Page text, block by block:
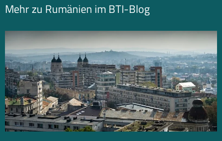
Mehr zu Rumänien im BTI-Blog